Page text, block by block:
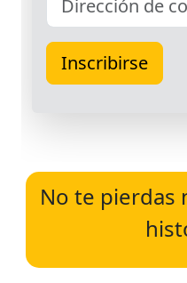
No te pierdas